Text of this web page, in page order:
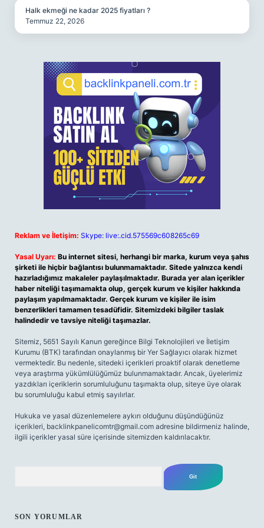
Halk ekmeği ne kadar 2025 fiyatları ?
Temmuz 22, 2026
Reklam ve İletişim: Skype: live:.cid.575569c608265c69
Yasal Uyarı: Bu internet sitesi, herhangi bir marka, kurum veya şahıs
şirketi ile hiçbir bağlantısı bulunmamaktadır. Sitede yalnızca kendi
hazırladığımız makaleler paylaşılmaktadır. Burada yer alan içerikler
haber niteliği taşımamakta olup, gerçek kurum ve kişiler hakkında
paylaşım yapılmamaktadır. Gerçek kurum ve kişiler ile isim
benzerlikleri tamamen tesadüfidir. Sitemizdeki bilgiler taslak
halindedir ve tavsiye niteliği taşımazlar.
Sitemiz, 5651 Sayılı Kanun gereğince Bilgi Teknolojileri ve İletişim
Kurumu (BTK) tarafından onaylanmış bir Yer Sağlayıcı olarak hizmet
vermektedir. Bu nedenle, sitedeki içerikleri proaktif olarak denetleme
veya araştırma yükümlülüğümüz bulunmamaktadır. Ancak, üyelerimiz
yazdıkları içeriklerin sorumluluğunu taşımakta olup, siteye üye olarak
bu sorumluluğu kabul etmiş sayılırlar.
Hukuka ve yasal düzenlemelere aykırı olduğunu düşündüğünüz
içerikleri, backlinkpanelicomtr@gmail.com adresine bildirmeniz halinde,
ilgili içerikler yasal süre içerisinde sitemizden kaldırılacaktır.
SON YORUMLAR